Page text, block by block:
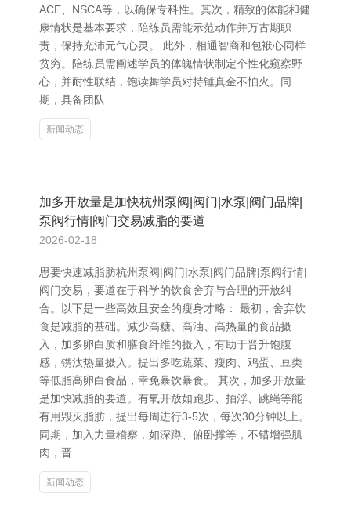
ACE、NSCA等，以确保专科性。其次，精致的体能和健
康情状是基本要求，陪练员需能示范动作并万古期职
责，保持充沛元气心灵。 此外，相通智商和包袱心同样
贫穷。陪练员需阐述学员的体魄情状制定个性化窥察野
心，并耐性联结，饱读舞学员对持锤真金不怕火。同
期，具备团队
新闻动态
加多开放量是加快杭州泵阀|阀门|水泵|阀门品牌|
泵阀行情|阀门交易减脂的要道
2026-02-18
思要快速减脂肪杭州泵阀|阀门|水泵|阀门品牌|泵阀行情|
阀门交易，要道在于科学的饮食舍弃与合理的开放纠
合。以下是一些高效且安全的瘦身才略： 最初，舍弃饮
食是减脂的基础。减少高糖、高油、高热量的食品摄
入，加多卵白质和膳食纤维的摄入，有助于晋升饱腹
感，镌汰热量摄入。提出多吃蔬菜、瘦肉、鸡蛋、豆类
等低脂高卵白食品，幸免暴饮暴食。 其次，加多开放量
是加快减脂的要道。有氧开放如跑步、拍浮、跳绳等能
有用毁灭脂肪，提出每周进行3-5次，每次30分钟以上。
同期，加入力量稽察，如深蹲、俯卧撑等，不错增强肌
肉，晋
新闻动态